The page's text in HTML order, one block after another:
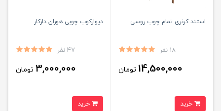
استند کرنری تمام چوب روسی
18 نفر
14,500,000 تومان
دیوارکوب چوبی هوران دارکار
47 نفر
3,000,000 تومان